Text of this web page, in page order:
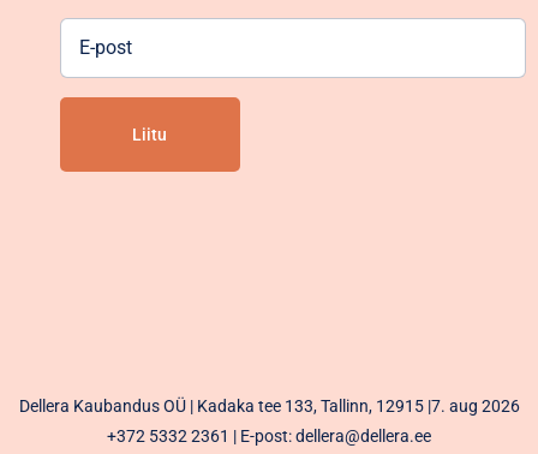
Dellera Kaubandus OÜ | Kadaka tee 133, Tallinn, 12915 |7. aug 2026
+372 5332 2361 | E-post: dellera@dellera.ee